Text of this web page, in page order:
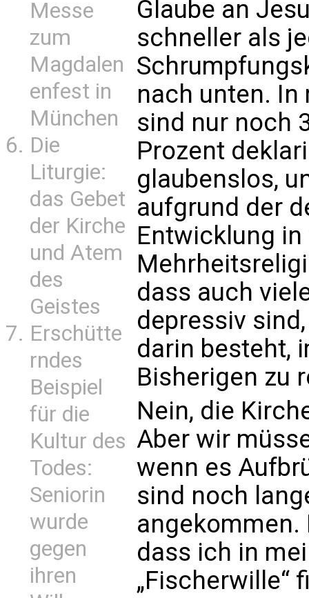
Messe
zum
Magdalen
enfest in
München
Die
Liturgie:
das Gebet
der Kirche
und Atem
des
Geistes
Erschütte
rndes
Beispiel
für die
Kultur des
Todes:
Seniorin
wurde
gegen
ihren
Glaube an
schneller als
nach unten. In
sind nur noch
Prozent
glaubenslos,
aufgrund der
Entwicklung
dass auch
depressiv
darin besteht,
Bisherigen zu
Nein, die
Aber wir
wenn es
sind noch
angekommen.
dass ich in
„Fischerwille“